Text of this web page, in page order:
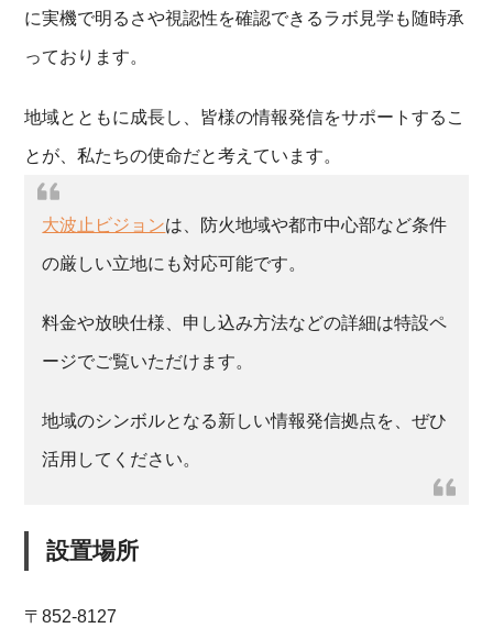
に実機で明るさや視認性を確認できるラボ見学も随時承
っております。
地域とともに成長し、皆様の情報発信をサポートするこ
とが、私たちの使命だと考えています。
大波止ビジョンは、防火地域や都市中心部など条件
の厳しい立地にも対応可能です。
料金や放映仕様、申し込み方法などの詳細は特設ペ
ージでご覧いただけます。
地域のシンボルとなる新しい情報発信拠点を、ぜひ
活用してください。
設置場所
〒852-8127